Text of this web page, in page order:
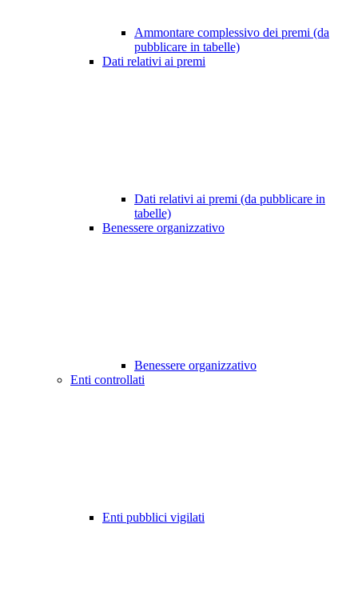
Ammontare complessivo dei premi (da
pubblicare in tabelle)
Dati relativi ai premi
Dati relativi ai premi (da pubblicare in
tabelle)
Benessere organizzativo
Benessere organizzativo
Enti controllati
Enti pubblici vigilati